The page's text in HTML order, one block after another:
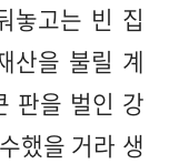
놓고는 빈 집
산을 불릴 계
판을 벌인 강
했을 거라 생